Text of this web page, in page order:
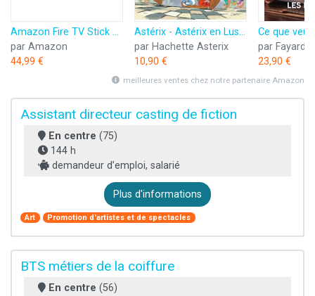
Amazon Fire TV Stick HD (Nouvelle génération) | TV gratuite et en direct, télécommande vocale Alexa, contrôle de la maison connectée, streaming HD
par Amazon
44,99 €
Astérix - Astérix en Lusitanie - n°41
par Hachette Asterix
10,90 €
par Fayard
23,90 €
meilleures ventes chez notre partenaire Amazon
Assistant directeur casting de fiction
En centre (75)
144 h
demandeur d’emploi, salarié
Plus d'informations
Art Promotion d'artistes et de spectacles
BTS métiers de la coiffure
En centre (56)